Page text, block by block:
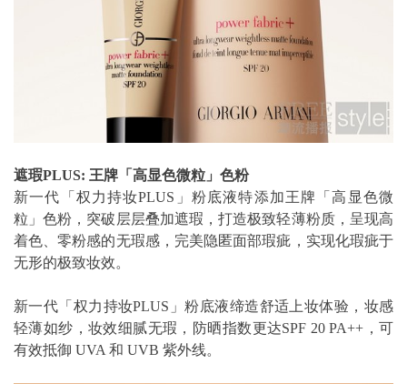
遮瑕PLUS: 王牌「高显色微粒」色粉
新一代「权力持妆PLUS」粉底液特添加王牌「高显色微
粒」色粉，突破层层叠加遮瑕，打造极致轻薄粉质，呈现高
着色、零粉感的无瑕感，完美隐匿面部瑕疵，实现化瑕疵于
无形的极致妆效。
新一代「权力持妆PLUS」粉底液缔造舒适上妆体验，妆感
轻薄如纱，妆效细腻无瑕，防晒指数更达SPF 20 PA++，可
有效抵御 UVA 和 UVB 紫外线。